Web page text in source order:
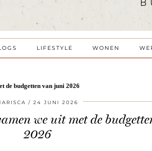
LIFESTYLE WONEN
de budgetten van juni 2026
24 JUNI 2026
we uit met de
2026